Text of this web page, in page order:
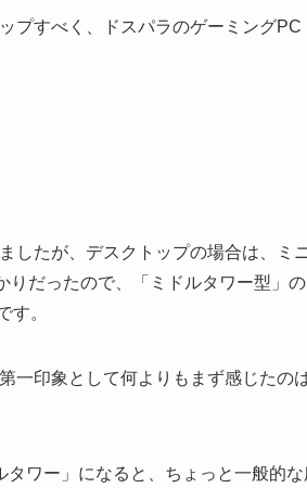
プすべく、ドスパラのゲーミングPC
したが、デスクトップの場合は、ミ
だったので、「ミドルタワー型」
す。
一印象として何よりもまず感じたの
ワー」になると、ちょっと一般的